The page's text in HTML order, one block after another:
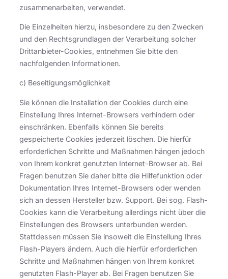
zusammenarbeiten, verwendet.
Die Einzelheiten hierzu, insbesondere zu den Zwecken
und den Rechtsgrundlagen der Verarbeitung solcher
Drittanbieter-Cookies, entnehmen Sie bitte den
nachfolgenden Informationen.
c) Beseitigungsmöglichkeit
Sie können die Installation der Cookies durch eine
Einstellung Ihres Internet-Browsers verhindern oder
einschränken. Ebenfalls können Sie bereits
gespeicherte Cookies jederzeit löschen. Die hierfür
erforderlichen Schritte und Maßnahmen hängen jedoch
von Ihrem konkret genutzten Internet-Browser ab. Bei
Fragen benutzen Sie daher bitte die Hilfefunktion oder
Dokumentation Ihres Internet-Browsers oder wenden
sich an dessen Hersteller bzw. Support. Bei sog. Flash-
Cookies kann die Verarbeitung allerdings nicht über die
Einstellungen des Browsers unterbunden werden.
Stattdessen müssen Sie insoweit die Einstellung Ihres
Flash-Players ändern. Auch die hierfür erforderlichen
Schritte und Maßnahmen hängen von Ihrem konkret
genutzten Flash-Player ab. Bei Fragen benutzen Sie